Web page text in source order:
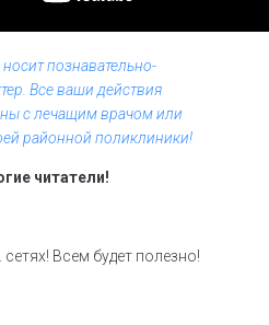
познавательно-
Все ваши действия
с лечащим врачом или
районной поликлиники!
читатели!
Всем будет полезно!